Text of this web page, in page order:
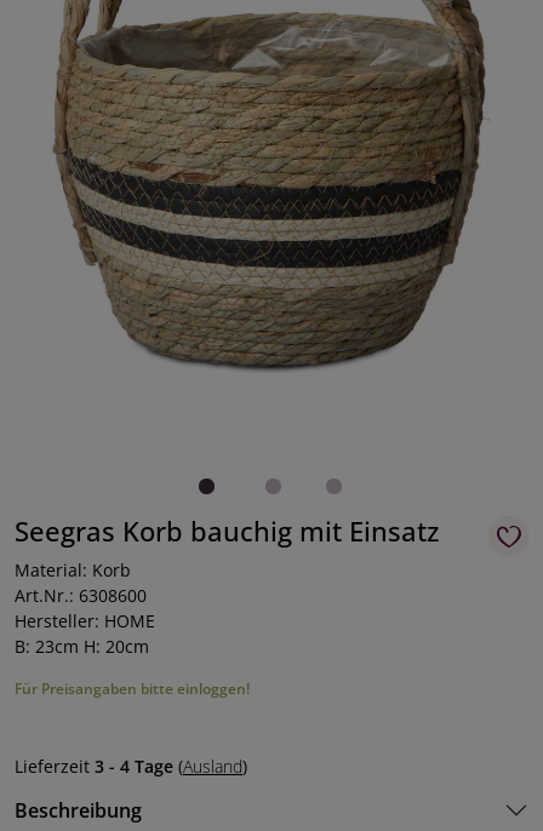
Seegras Korb bauchig mit Einsatz
Material: Korb
Art.Nr.: 6308600
Hersteller: HOME
B: 23cm H: 20cm
Für Preisangaben bitte einloggen!
Lieferzeit 3 - 4 Tage (Ausland)
Beschreibung